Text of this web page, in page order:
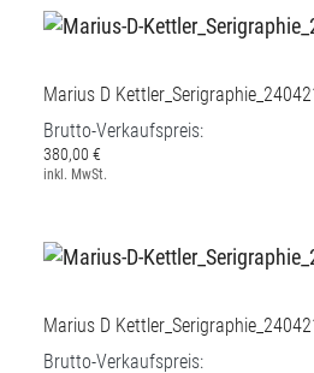
Marius D
Brutto-Verkaufspreis:
380,00 €
inkl. MwSt.
Marius D
Brutto-Verkaufspreis: